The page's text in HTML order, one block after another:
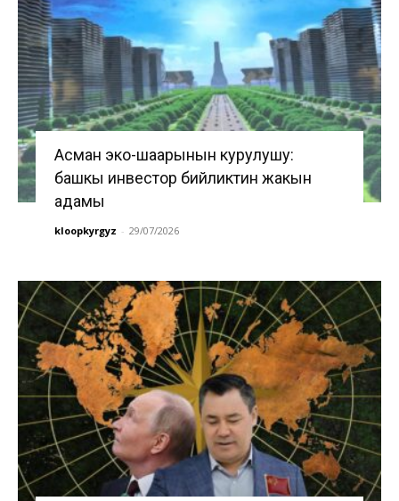
Асман эко-шаарынын курулушу:
башкы инвестор бийликтин жакын
адамы
kloopkyrgyz - 29/07/2026